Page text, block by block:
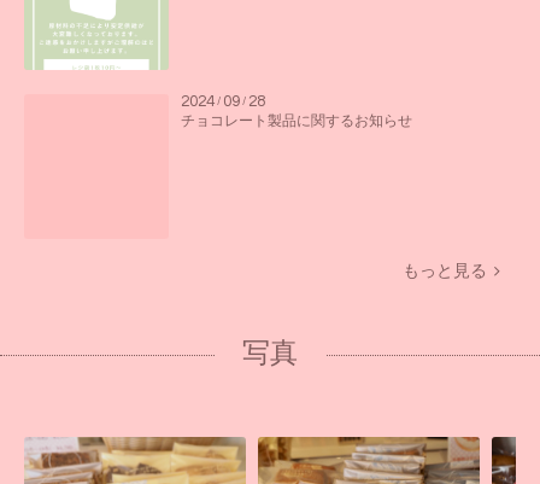
2024 / 09 / 28
チョコレート製品に関するお知らせ
もっと見る
写真